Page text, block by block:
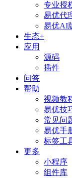
专业授
易优代
易优AI
生态+
应用
源码
插件
问答
帮助
视频教
易优技
常见问
易优手
标签工
更多
小程序
组件库